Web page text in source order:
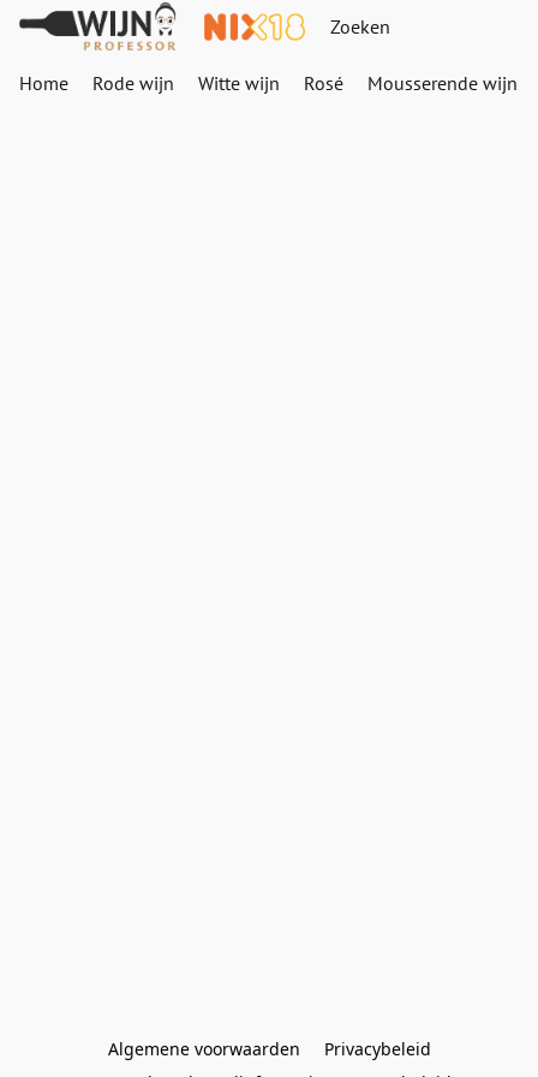
Home Rode wijn Witte wijn Rosé Mousserende wijn
Algemene voorwaarden
Privacybeleid